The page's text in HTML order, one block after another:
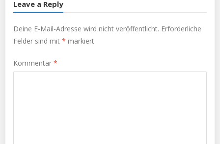
Leave a Reply
Deine E-Mail-Adresse wird nicht veröffentlicht. Erforderliche
Felder sind mit* markiert
Kommentar*